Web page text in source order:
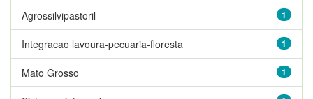
1
Agrossilvipastoril
1
Integracao lavoura-pecuaria-floresta
1
Mato Grosso